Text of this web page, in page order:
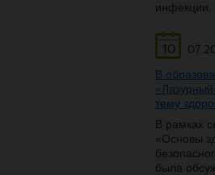
инфекции.
10
В
тему
В рамках
«Основы
была